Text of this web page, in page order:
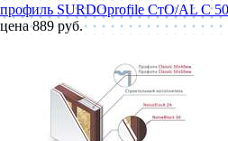
профиль SURDOprofile СтО/AL С
цена 889 руб.